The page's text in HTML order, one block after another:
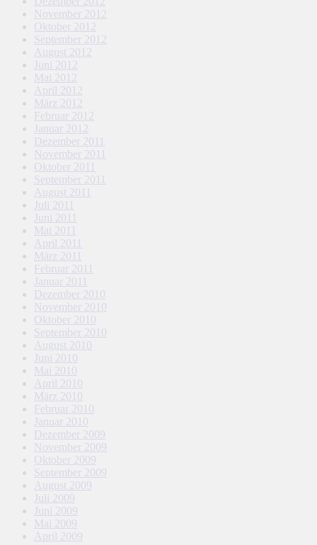
November 2012
Oktober 2012
September 2012
August 2012
Juni 2012
Mai 2012
April 2012
März 2012
Februar 2012
Januar 2012
Dezember 2011
November 2011
Oktober 2011
September 2011
August 2011
Juli 2011
Juni 2011
Mai 2011
April 2011
März 2011
Februar 2011
Januar 2011
Dezember 2010
November 2010
Oktober 2010
September 2010
August 2010
Juni 2010
Mai 2010
April 2010
März 2010
Februar 2010
Januar 2010
Dezember 2009
November 2009
Oktober 2009
September 2009
August 2009
Juli 2009
Juni 2009
Mai 2009
April 2009